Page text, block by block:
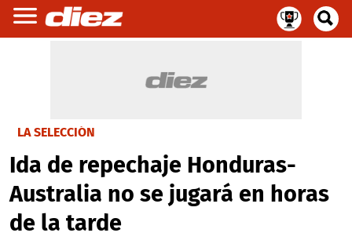
LA SELECCIÓN
Ida de repechaje Honduras-
Australia no se jugará en horas
de la tarde